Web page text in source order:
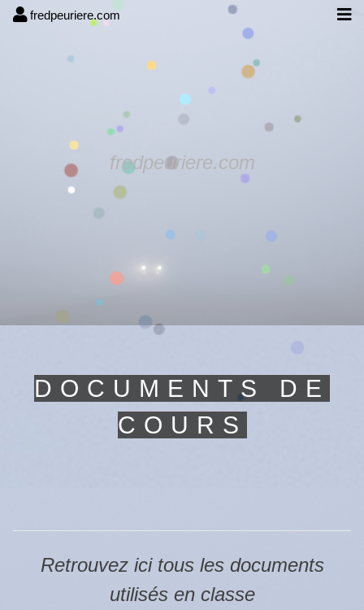
fredpeuriere.com
fredpeuriere.com
DOCUMENTS DE
COURS
Retrouvez ici tous les documents
utilisés en classe